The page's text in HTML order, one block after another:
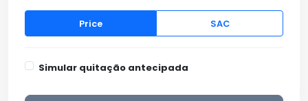
Price SAC
Simular quitação antecipada